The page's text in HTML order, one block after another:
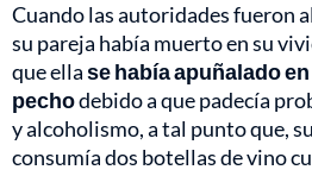
Cuando las autoridades fueron
su pareja había muerto en su
que ellase había apuñalado
pechodebido a que padecía
y alcoholismo, a tal punto que,
consumía dos botellas de vino